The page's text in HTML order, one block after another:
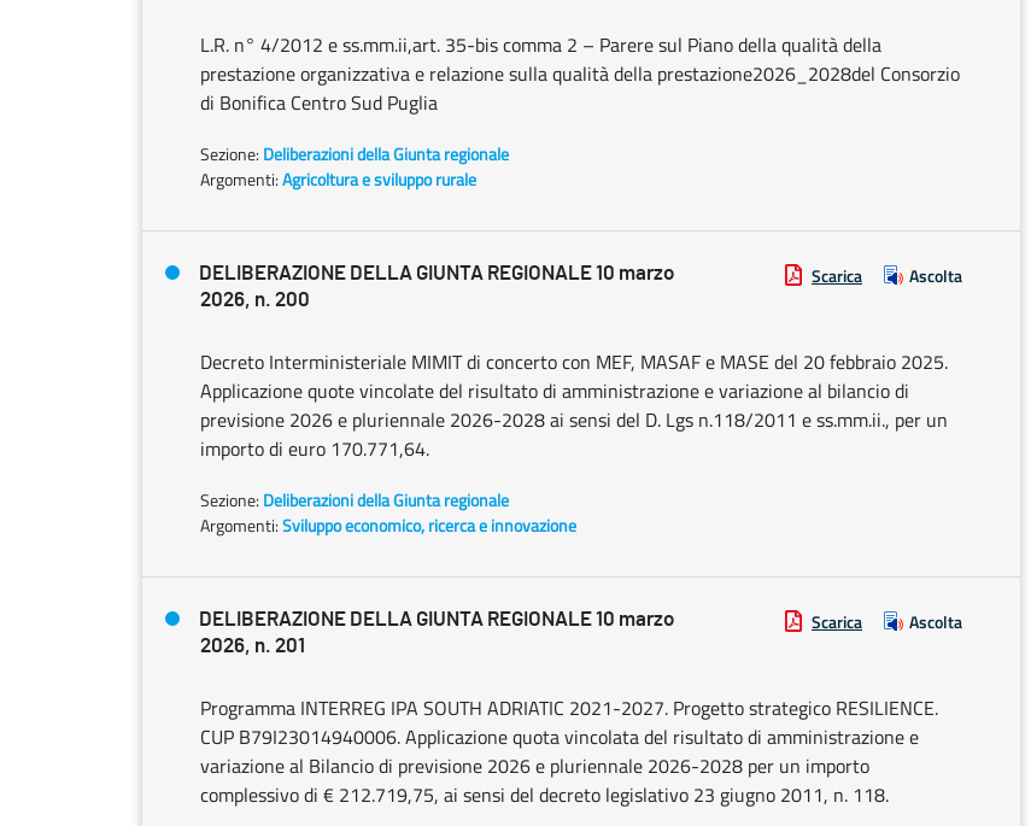
L.R. n° 4/2012 e ss.mm.ii,art. 35-bis comma 2 – Parere sul Piano della qualità della
prestazione organizzativa e relazione sulla qualità della prestazione2026_2028del Consorzio
di Bonifica Centro Sud Puglia
Sezione: Deliberazioni della Giunta regionale
Argomenti:Agricoltura e sviluppo rurale
DELIBERAZIONE DELLA GIUNTA REGIONALE 10 marzo
2026, n. 200
Scarica Ascolta
Decreto Interministeriale MIMIT di concerto con MEF, MASAF e MASE del 20 febbraio 2025.
Applicazione quote vincolate del risultato di amministrazione e variazione al bilancio di
previsione 2026 e pluriennale 2026-2028 ai sensi del D. Lgs n.118/2011 e ss.mm.ii., per un
importo di euro 170.771,64.
Sezione: Deliberazioni della Giunta regionale
Argomenti:Sviluppo economico, ricerca e innovazione
DELIBERAZIONE DELLA GIUNTA REGIONALE 10 marzo
2026, n. 201
Scarica Ascolta
Programma INTERREG IPA SOUTH ADRIATIC 2021-2027. Progetto strategico RESILIENCE.
CUP B79I23014940006. Applicazione quota vincolata del risultato di amministrazione e
variazione al Bilancio di previsione 2026 e pluriennale 2026-2028 per un importo
complessivo di € 212.719,75, ai sensi del decreto legislativo 23 giugno 2011, n. 118.